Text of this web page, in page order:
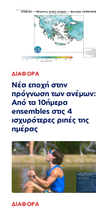
ΔΙΑΦΟΡΑ
Νέα εποχή στην
πρόγνωση των ανέμων:
Από τα 10ήμερα
ensembles στις 4
ισχυρότερες ριπές της
ημέρας
ΔΙΑΦΟΡΑ